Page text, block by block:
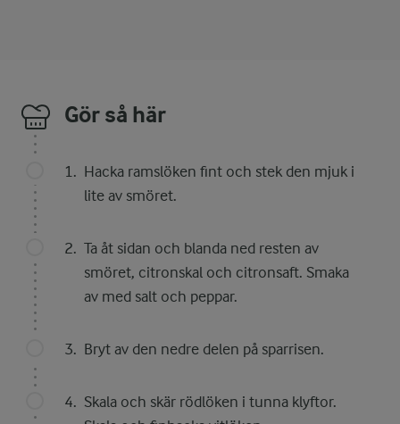
Gör så här
Hacka ramslöken fint och stek den mjuk i
lite av smöret.
Ta åt sidan och blanda ned resten av
smöret, citronskal och citronsaft. Smaka
av med salt och peppar.
Bryt av den nedre delen på sparrisen.
Skala och skär rödlöken i tunna klyftor.